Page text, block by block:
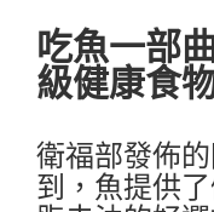
吃魚一部
級健康食
衛福部發佈
到，魚提供